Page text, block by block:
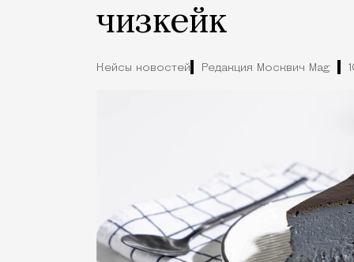
чизкейк
Кейсы новостей Редакция Москвич Mag